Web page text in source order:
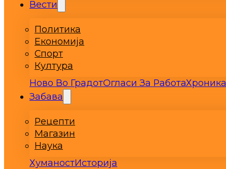
Вести
Политика
Економија
Спорт
Култура
Ново Во ГрадотОгласи За РаботаХроника
Забава
Рецепти
Магазин
Наука
ХуманостИсторија